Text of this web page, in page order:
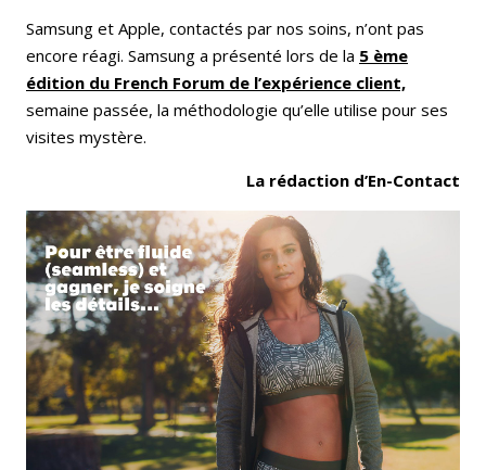
Samsung et Apple, contactés par nos soins, n’ont pas
encore réagi. Samsung a présenté lors de la 5 ème
édition du French Forum de l’expérience client,
semaine passée, la méthodologie qu’elle utilise pour ses
visites mystère.
La rédaction d’En-Contact